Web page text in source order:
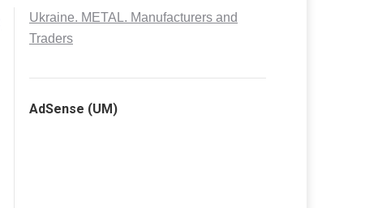
Ukraine. METAL. Manufacturers and
Traders
AdSense (UM)